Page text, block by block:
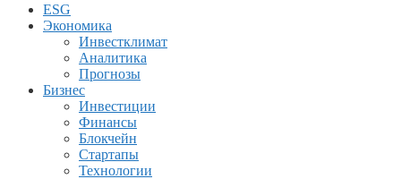
ESG
Экономика
Инвестклимат
Аналитика
Прогнозы
Бизнес
Инвестиции
Финансы
Блокчейн
Стартапы
Технологии